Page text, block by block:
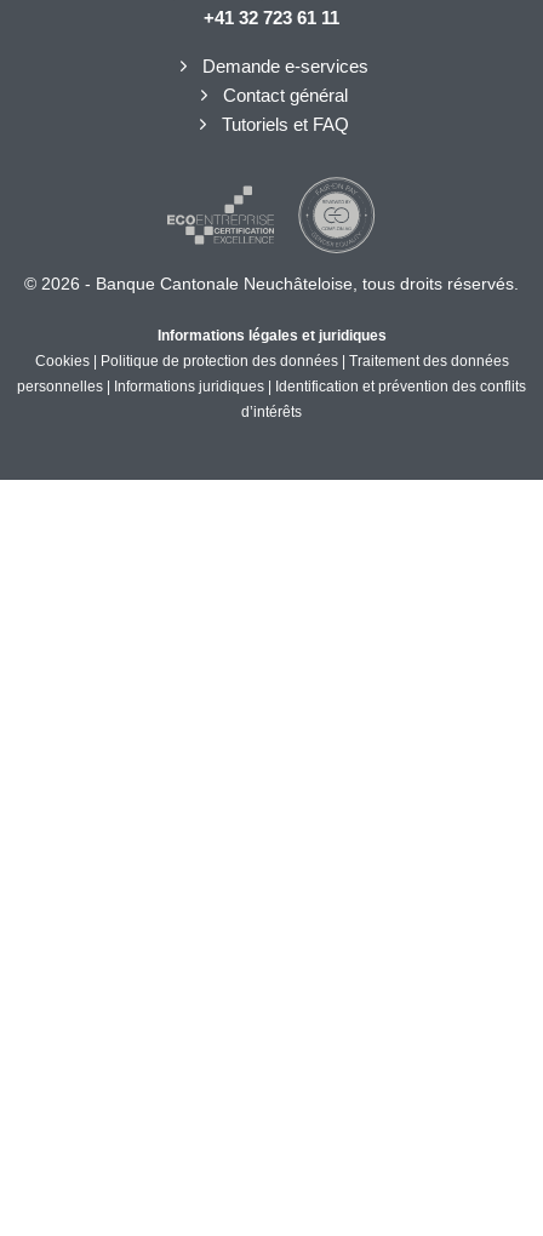
+41 32 723 61 11
Demande e-services
Contact général
Tutoriels et FAQ
© 2026 - Banque Cantonale Neuchâteloise, tous droits réservés.
Informations légales et juridiques
Cookies| Politique de protection des données| Traitement des données
personnelles
Informations juridiques
Identification et prévention des conflits
d’intérêts